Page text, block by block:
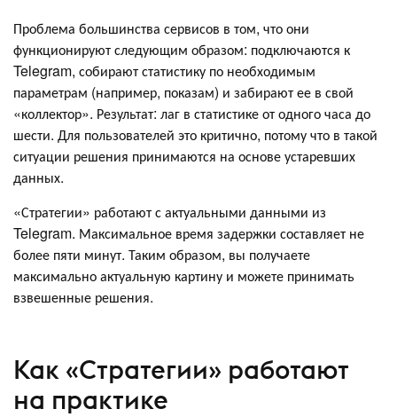
Проблема большинства сервисов в том, что они
функционируют следующим образом: подключаются к
Telegram, собирают статистику по необходимым
параметрам (например, показам) и забирают ее в свой
«коллектор». Результат: лаг в статистике от одного часа до
шести. Для пользователей это критично, потому что в такой
ситуации решения принимаются на основе устаревших
данных.
«Стратегии» работают с актуальными данными из
Telegram. Максимальное время задержки составляет не
более пяти минут. Таким образом, вы получаете
максимально актуальную картину и можете принимать
взвешенные решения.
Как «Стратегии» работают
на практике